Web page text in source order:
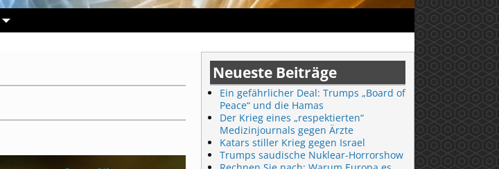
Neueste Beiträge
Ein gefährlicher Deal: Trumps „Board of
Peace“ und die Hamas
Der Krieg eines „respektierten“
Medizinjournals gegen Ärzte
Katars stiller Krieg gegen Israel
Trumps saudische Nuklear-Horrorshow